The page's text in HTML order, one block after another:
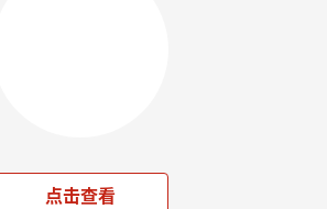
点击查看